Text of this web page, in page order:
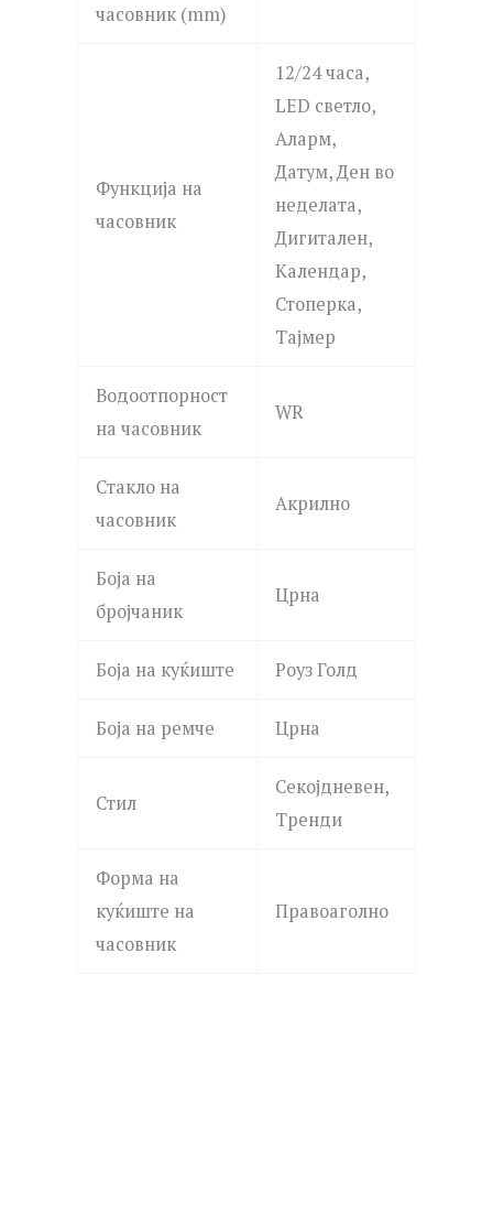
часовник (mm)
Функција на
часовник
12/24 часа,
LED светло,
Аларм,
Датум, Ден во
неделата,
Дигитален,
Календар,
Стоперка,
Тајмер
Водоотпорност
на часовник
WR
Стакло на
часовник
Акрилно
Боја на
бројчаник
Црна
Боја на куќиште Роуз Голд
Боја на ремче Црна
Стил
Секојдневен,
Тренди
Форма на
куќиште на
часовник
Правоаголно